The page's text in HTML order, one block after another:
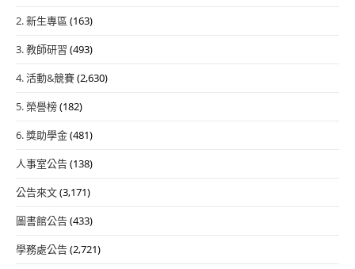
2. 新生專區 (163)
3. 教師研習 (493)
4. 活動&競賽(2,630)
5. 榮譽榜(182)
6. 獎助學金(481)
人事室公告(138)
公告來文(3,171)
圖書館公告(433)
學務處公告(2,721)